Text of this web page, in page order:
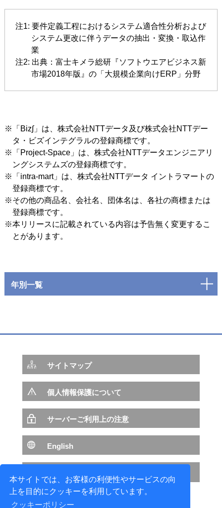
本サイトでは、お客様の利便性やサービスの向
上を目的にクッキーを利用しています。
クッキーポリシー
注1: 要件定義工程におけるシステム適合性分析および
システム更改に伴うデータの抽出・変換・取込作
業
注2: 出典：富士キメラ総研『ソフトウエアビジネス新
市場2018年版』の「大規模企業向けERP」分野
※「Biz∫」は、株式会社NTTデータ及び株式会社NTTデー
タ・ビズインテグラルの登録商標です。
※「Project-Space」は、株式会社NTTデータエンジニアリ
ングシステムズの登録商標です。
※「intra-mart」は、株式会社NTTデータ イントラマートの
登録商標です。
※その他の商品名、会社名、団体名は、各社の商標または
登録商標です。
※本リリースに記載されている内容は予告無く変更するこ
とがあります。
年別一覧
サイトマップ
個人情報保護について
サーバーご利用上の注意
English